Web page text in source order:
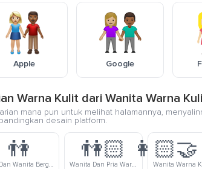
Apple Google
Warna Kulit dari Wanita Warna
mana pun untuk melihat halamannya,
desain platform.
👫
Pria Dan Wanita Bergandengan
👫🏻
Wanita Dan Pria Warna Kulit Cerah Bergandengan Tangan